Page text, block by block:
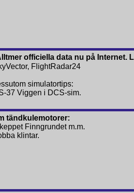
officiella data nu på Internet.
FlightRadar24
simulatortips:
37 Viggen i DCS-sim.
tändkulemotorer:
Finngrundet m.m.
klintar.